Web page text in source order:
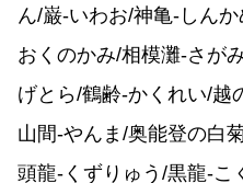
ん/巌-いわお/神亀-しん
おくのかみ/相模灘-さが
げとら/鶴齢-かくれい/越
山間-やんま/奥能登の白
頭龍-くずりゅう/黒龍-こ